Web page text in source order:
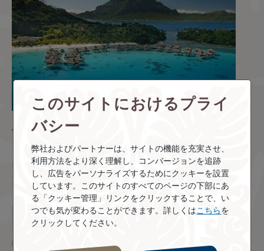
保有マイルの確認、使用
「クラブティアレ」プログラムもご使用いただけます。「クラブ
ティアレ」ロイヤルティアカウントへの接続が可能で、スマート
フォンからクラブティアレのロイヤルティカードにアクセスする
ことができます。
このサイトにおけるプライ
バシー
弊社およびパートナーは、サイトの機能を充実させ、
利用方法をより深く理解し、コンバージョンを追跡
し、広告をパーソナライズするためにクッキーを設置
しています。このサイトのすべてのページの下部にあ
る「クッキー管理」リンクをクリックすることで、い
つでも気が変わることができます。詳しくは こちら を
クリックしてください。